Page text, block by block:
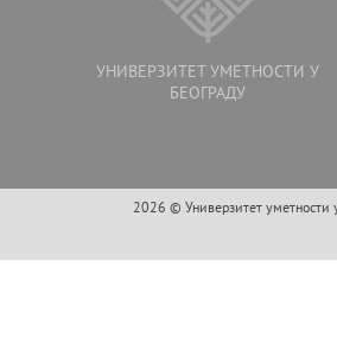
УНИВЕРЗИТЕТ УМЕТНОСТИ У
БЕОГРАДУ
2026 © Универзитет уметности